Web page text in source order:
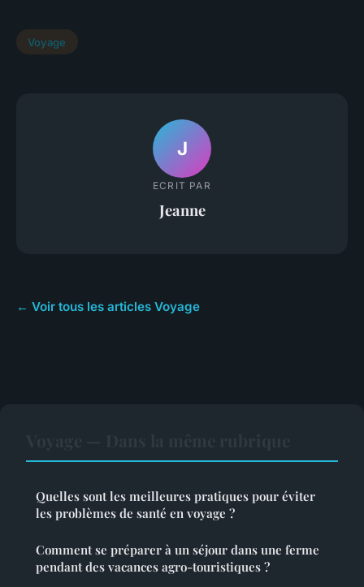
Voyage
J
ECRIT PAR
Jeanne
← Voir tous les articles Voyage
Quelles sont les meilleures pratiques pour éviter
les problèmes de santé en voyage ?
Comment se préparer à un séjour dans une ferme
pendant des vacances agro-touristiques ?